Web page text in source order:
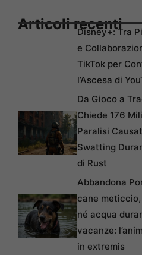
Articoli recenti
Disney+: Tra
e
TikTok per
l’Ascesa di
Da Gioco a
Chiede 176
Paralisi
Swatting
di Rust
Abbandona
cane
né acqua
vacanze:
in extremis